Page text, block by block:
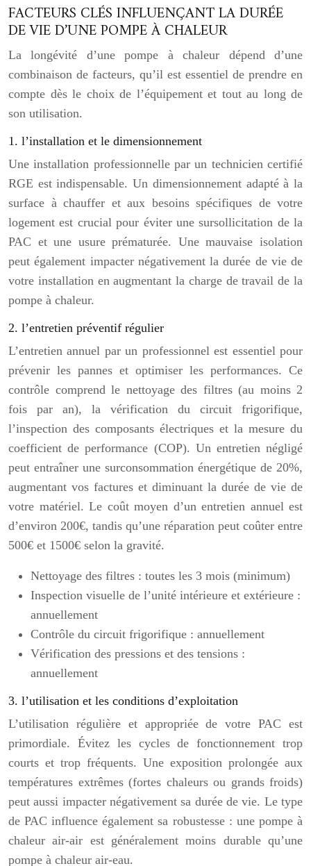
FACTEURS CLÉS INFLUENÇANT LA DURÉE
DE VIE D’UNE POMPE À CHALEUR
La longévité d’une pompe à chaleur dépend d’une
combinaison de facteurs, qu’il est essentiel de prendre en
compte dès le choix de l’équipement et tout au long de
son utilisation.
1. l’installation et le dimensionnement
Une installation professionnelle par un technicien certifié
RGE est indispensable. Un dimensionnement adapté à la
surface à chauffer et aux besoins spécifiques de votre
logement est crucial pour éviter une sursollicitation de la
PAC et une usure prématurée. Une mauvaise isolation
peut également impacter négativement la durée de vie de
votre installation en augmentant la charge de travail de la
pompe à chaleur.
2. l’entretien préventif régulier
L’entretien annuel par un professionnel est essentiel pour
prévenir les pannes et optimiser les performances. Ce
contrôle comprend le nettoyage des filtres (au moins 2
fois par an), la vérification du circuit frigorifique,
l’inspection des composants électriques et la mesure du
coefficient de performance (COP). Un entretien négligé
peut entraîner une surconsommation énergétique de 20%,
augmentant vos factures et diminuant la durée de vie de
votre matériel. Le coût moyen d’un entretien annuel est
d’environ 200€, tandis qu’une réparation peut coûter entre
500€ et 1500€ selon la gravité.
Nettoyage des filtres : toutes les 3 mois (minimum)
Inspection visuelle de l’unité intérieure et extérieure :
annuellement
Contrôle du circuit frigorifique : annuellement
Vérification des pressions et des tensions :
annuellement
3. l’utilisation et les conditions d’exploitation
L’utilisation régulière et appropriée de votre PAC est
primordiale. Évitez les cycles de fonctionnement trop
courts et trop fréquents. Une exposition prolongée aux
températures extrêmes (fortes chaleurs ou grands froids)
peut aussi impacter négativement sa durée de vie. Le type
de PAC influence également sa robustesse : une pompe à
chaleur air-air est généralement moins durable qu’une
pompe à chaleur air-eau.